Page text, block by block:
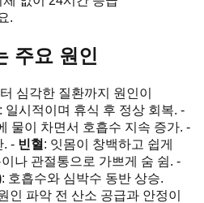
.
주요 원인
심각한 질환까지 원인이
: 일시적이며 휴식 후 정상 회복. -
물이 차면서 호흡수 지속 증가. -
. - 빈혈 : 잇몸이 창백하고 쉽게
나 관절통으로 가쁘게 숨 쉼. -
: 호흡수와 심박수 동반 상승.
인 파악 전 산소 공급과 안정이